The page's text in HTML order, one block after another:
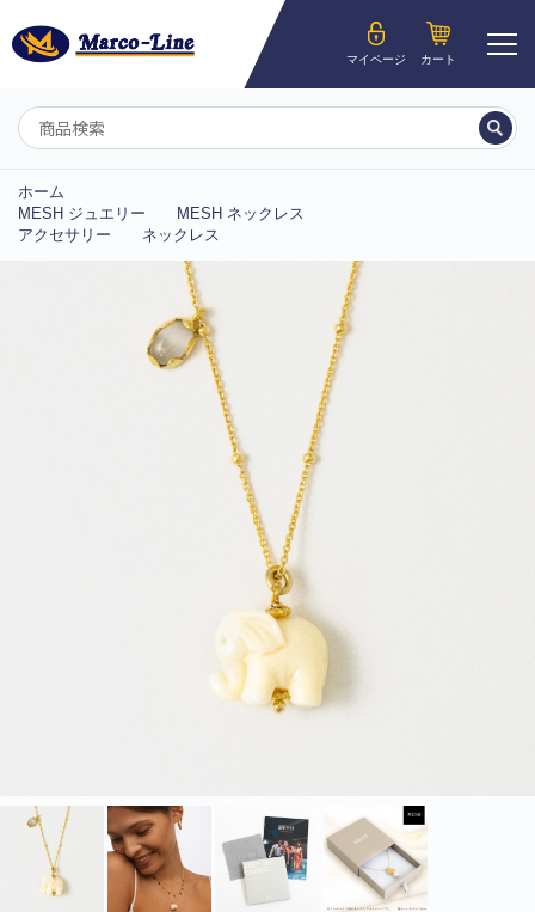
マイページ カート
ホーム
MESH ジュエリー
MESH ネックレス
アクセサリー
ネックレス
ようこそ__MEMBER_LASTNAME__様
マイページ
北海道・沖縄のお客様には一部送料のご負担をお願いいたします。割引サービスは一